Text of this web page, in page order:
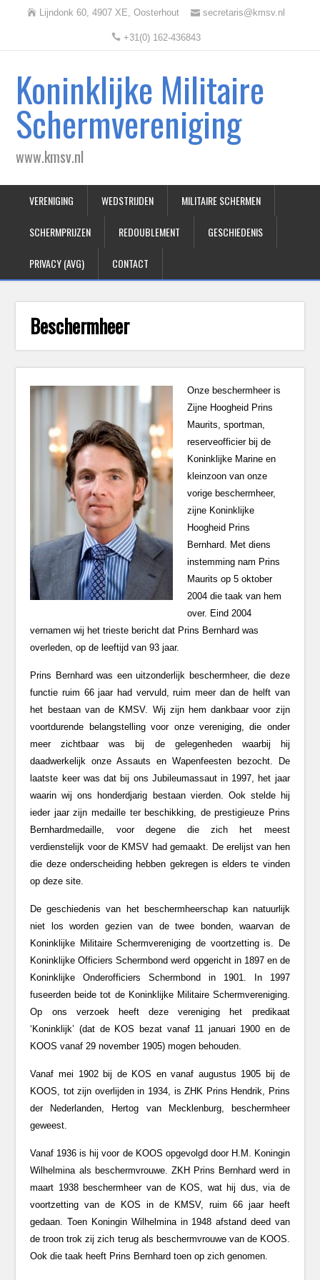
Lijndonk 60, 4907 XE, Oosterhout secretaris@kmsv.nl
+31(0) 162-436843
Koninklijke Militaire
Schermvereniging
www.kmsv.nl
VERENIGING WEDSTRIJDEN MILITAIRE SCHERMEN
SCHERMPRIJZEN REDOUBLEMENT GESCHIEDENIS
PRIVACY (AVG) CONTACT
Beschermheer
Onze beschermheer is
Zijne Hoogheid Prins
Maurits, sportman,
reserveofficier bij de
Koninklijke Marine en
kleinzoon van onze
vorige beschermheer,
zijne Koninklijke
Hoogheid Prins
Bernhard. Met diens
instemming nam Prins
Maurits op 5 oktober
2004 die taak van hem
over. Eind 2004
vernamen wij het trieste bericht dat Prins Bernhard was
overleden, op de leeftijd van 93 jaar.
Prins Bernhard was een uitzonderlijk beschermheer, die deze
functie ruim 66 jaar had vervuld, ruim meer dan de helft van
het bestaan van de KMSV. Wij zijn hem dankbaar voor zijn
voortdurende belangstelling voor onze vereniging, die onder
meer zichtbaar was bij de gelegenheden waarbij hij
daadwerkelijk onze Assauts en Wapenfeesten bezocht. De
laatste keer was dat bij ons Jubileumassaut in 1997, het jaar
waarin wij ons honderdjarig bestaan vierden. Ook stelde hij
ieder jaar zijn medaille ter beschikking, de prestigieuze Prins
Bernhardmedaille, voor degene die zich het meest
verdienstelijk voor de KMSV had gemaakt. De erelijst van hen
die deze onderscheiding hebben gekregen is elders te vinden
op deze site.
De geschiedenis van het beschermheerschap kan natuurlijk
niet los worden gezien van de twee bonden, waarvan de
Koninklijke Militaire Schermvereniging de voortzetting is. De
Koninklijke Officiers Schermbond werd opgericht in 1897 en de
Koninklijke Onderofficiers Schermbond in 1901. In 1997
fuseerden beide tot de Koninklijke Militaire Schermvereniging.
Op ons verzoek heeft deze vereniging het predikaat
‘Koninklijk’ (dat de KOS bezat vanaf 11 januari 1900 en de
KOOS vanaf 29 november 1905) mogen behouden.
Vanaf mei 1902 bij de KOS en vanaf augustus 1905 bij de
KOOS, tot zijn overlijden in 1934, is ZHK Prins Hendrik, Prins
der Nederlanden, Hertog van Mecklenburg, beschermheer
geweest.
Vanaf 1936 is hij voor de KOOS opgevolgd door H.M. Koningin
Wilhelmina als beschermvrouwe. ZKH Prins Bernhard werd in
maart 1938 beschermheer van de KOS, wat hij dus, via de
voortzetting van de KOS in de KMSV, ruim 66 jaar heeft
gedaan. Toen Koningin Wilhelmina in 1948 afstand deed van
de troon trok zij zich terug als beschermvrouwe van de KOOS.
Ook die taak heeft Prins Bernhard toen op zich genomen.